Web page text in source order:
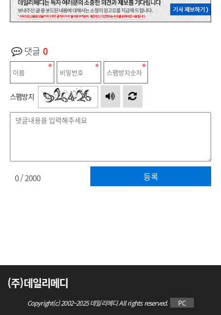
댓글 0
스팸방지
등록
0/ 2000
(주)데일리메디
Copyright(c) 2002~2025 데일리메디 All rights reserved. PC